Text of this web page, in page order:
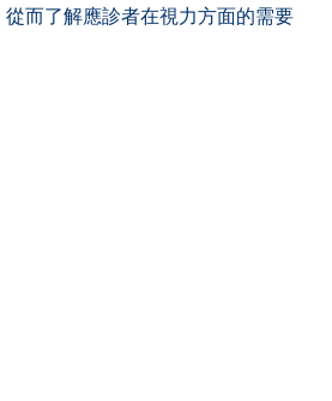
而了解應診者在視力方面的需要